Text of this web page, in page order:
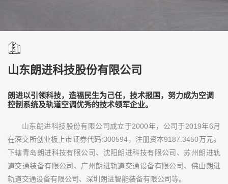
山东朗进科技股份有限公司
朗进以引领科技，造福民生为己任，技术报国，努力成为空调
控制系统及轨道空调优秀的技术领军企业。
山东朗进科技股份有限公司成立于2000年，公司于2019年6月
在深交所创业板上市证券代码:300594，注册资本9187.3450万元。
下辖青岛朗进科技有限公司、沈阳朗进科技有限公司、苏州朗进轨
道交通装备有限公司、广州朗进轨道交通设备有限公司、佛山朗进
轨道交通设备有限公司、深圳朗进智能装备有限公司等。